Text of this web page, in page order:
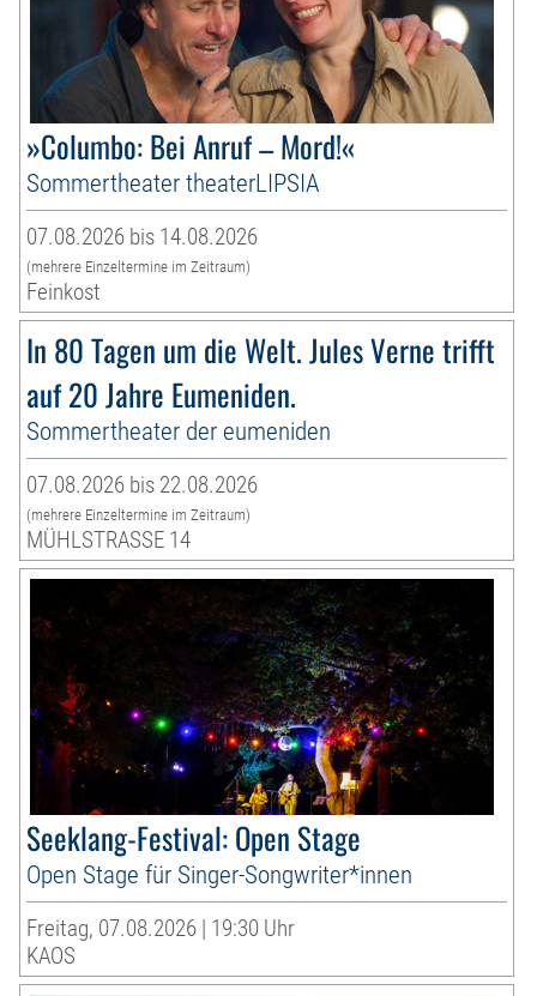
»Columbo: Bei Anruf – Mord!«
Sommertheater theaterLIPSIA
07.08.2026 bis 14.08.2026
(mehrere Einzeltermine im Zeitraum)
Feinkost
In 80 Tagen um die Welt. Jules Verne trifft
auf 20 Jahre Eumeniden.
Sommertheater der eumeniden
07.08.2026 bis 22.08.2026
(mehrere Einzeltermine im Zeitraum)
MÜHLSTRASSE 14
Seeklang-Festival: Open Stage
Open Stage für Singer-Songwriter*innen
Freitag, 07.08.2026 | 19:30 Uhr
KAOS